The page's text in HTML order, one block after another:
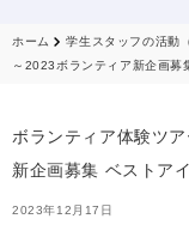
ホーム 学生スタッフの活動
～2023ボランティア新企画募
ボランティア体験ツ
新企画募集 ベストア
2023年12月17日